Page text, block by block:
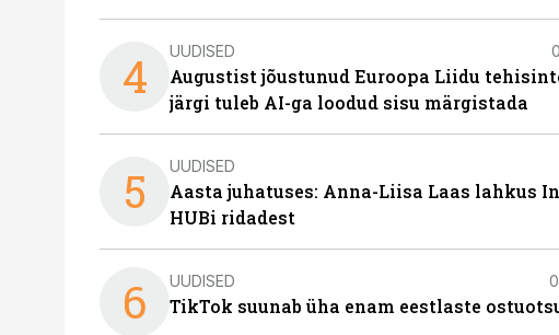
4 UUDISED
Augustist jõustunud Euroopa Liidu
järgi tuleb AI-ga loodud sisu märgistada
5 UUDISED
Aasta juhatuses: Anna-Liisa Laas lahkus
HUBi ridadest
6 UUDISED
TikTok suunab üha enam eestlaste